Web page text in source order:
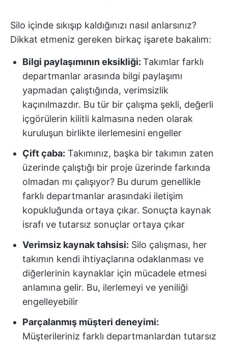
Silo içinde sıkışıp kaldığınızı nasıl anlarsınız?
Dikkat etmeniz gereken birkaç işarete bakalım:
Bilgi paylaşımının eksikliği: Takımlar farklı
departmanlar arasında bilgi paylaşımı
yapmadan çalıştığında, verimsizlik
kaçınılmazdır. Bu tür bir çalışma şekli, değerli
içgörülerin kilitli kalmasına neden olarak
kuruluşun birlikte ilerlemesini engeller
Çift çaba: Takımınız, başka bir takımın zaten
üzerinde çalıştığı bir proje üzerinde farkında
olmadan mı çalışıyor? Bu durum genellikle
farklı departmanlar arasındaki iletişim
kopukluğunda ortaya çıkar. Sonuçta kaynak
israfı ve tutarsız sonuçlar ortaya çıkar
Verimsiz kaynak tahsisi: Silo çalışması, her
takımın kendi ihtiyaçlarına odaklanması ve
diğerlerinin kaynaklar için mücadele etmesi
anlamına gelir. Bu, ilerlemeyi ve yeniliği
engelleyebilir
Parçalanmış müşteri deneyimi:
Müşterileriniz farklı departmanlardan tutarsız